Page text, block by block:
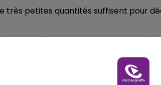
très petites quantités suffisent pour
surgelés dans des sachets d’un kilo.
France mais sont vendus chez
péremption le 18/12/2020) et 8031 M